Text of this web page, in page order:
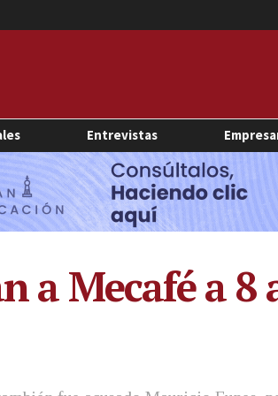
Entrevistas
a Mecafé a